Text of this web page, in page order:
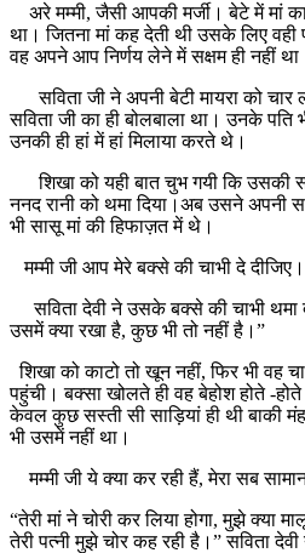
अरे मम्मी, जैसी आपकी मर्जी। बेटे में मां
था। जितना मां कह देती थी उसके लिए वही
वह अपने आप निर्णय लेने में सक्षम ही नहीं
सविता जी ने अपनी बेटी मायरा को
सविता जी का ही बोलबाला था। उनके पति
उनकी ही हां में हां मिलाया करते थे।
शिखा को यही बात चुभ गयी कि
ननद रानी को थमा दिया।अब उसने
भी सासू मां की हिफाज़त में थे।
मम्मी जी आप मेरे बक्से की चाभी दे
सविता देवी ने उसके बक्से की चाभी थमा
उसमें क्या रखा है, कुछ भी तो नहीं है।”
शिखा को काटो तो खून नहीं, फिर भी वह
पहुंची। बक्सा खोलते ही वह बेहोश होते -
केवल कुछ सस्ती सी साड़ियां ही थी बाकी
भी उसमें नहीं था।
मम्मी जी ये क्या कर रही हैं, मेरा सब
“तेरी मां ने चोरी कर लिया होगा, मुझे क्या
तेरी पत्नी मुझे चोर कह रही है।” सविता